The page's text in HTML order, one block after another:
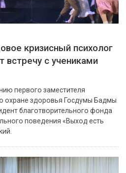
кризисный психолог
встречу с учениками
первого заместителя
охране здоровья Госдумы Бадмы
благотворительного фонда
поведения «Выход есть